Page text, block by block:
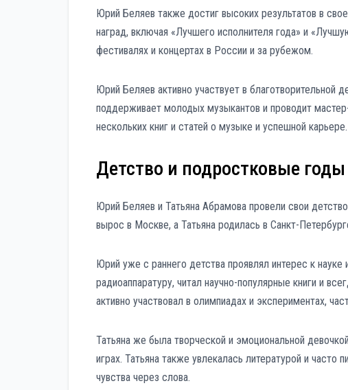
Юрий Беляев также достиг высоких результатов в
наград, включая «Лучшего исполнителя года» и
фестивалях и концертах в России и за рубежом.
Юрий Беляев активно участвует в
поддерживает молодых музыкантов и проводит
нескольких книг и статей о музыке и успешной карьере.
Детство и подростковые годы
Юрий Беляев и Татьяна Абрамова провели свои
вырос в Москве, а Татьяна родилась в Санкт-
Юрий уже с раннего детства проявлял интерес к
радиоаппаратуру, читал научно-популярные книги и
активно участвовал в олимпиадах и экспериментах,
Татьяна же была творческой и эмоциональной
играх. Татьяна также увлекалась литературой и
чувства через слова.